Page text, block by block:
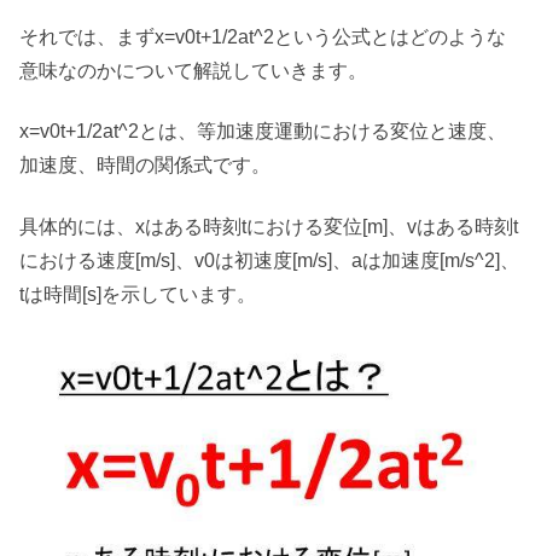
それでは、まずx=v0t+1/2at^2という公式とはどのような
意味なのかについて解説していきます。
x=v0t+1/2at^2とは、等加速度運動における変位と速度、
加速度、時間の関係式です。
具体的には、xはある時刻tにおける変位[m]、vはある時刻t
における速度[m/s]、v0は初速度[m/s]、aは加速度[m/s^2]、
tは時間[s]を示しています。